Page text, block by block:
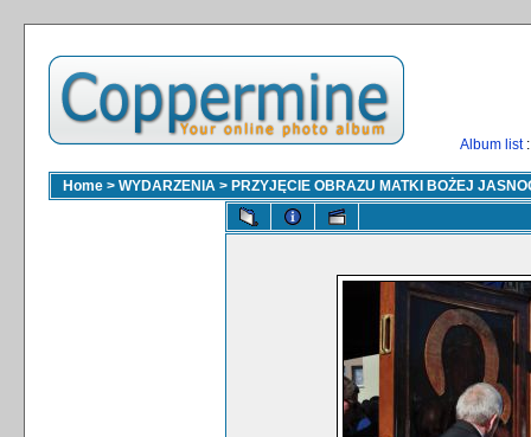
Album list
Home > WYDARZENIA > PRZYJĘCIE OBRAZU MATKI BOŻEJ